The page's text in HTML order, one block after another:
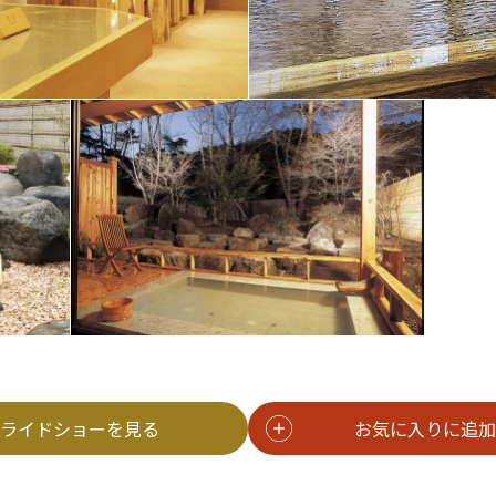
イドショーを見る お気に入りに追加